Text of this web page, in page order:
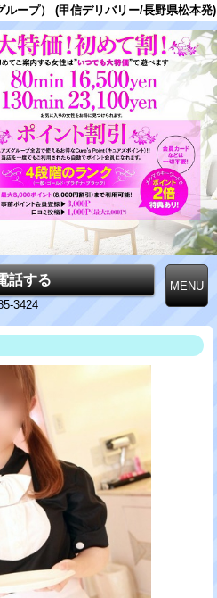
ープ） (甲信デリバリー/長野県松本発)
話する
3424